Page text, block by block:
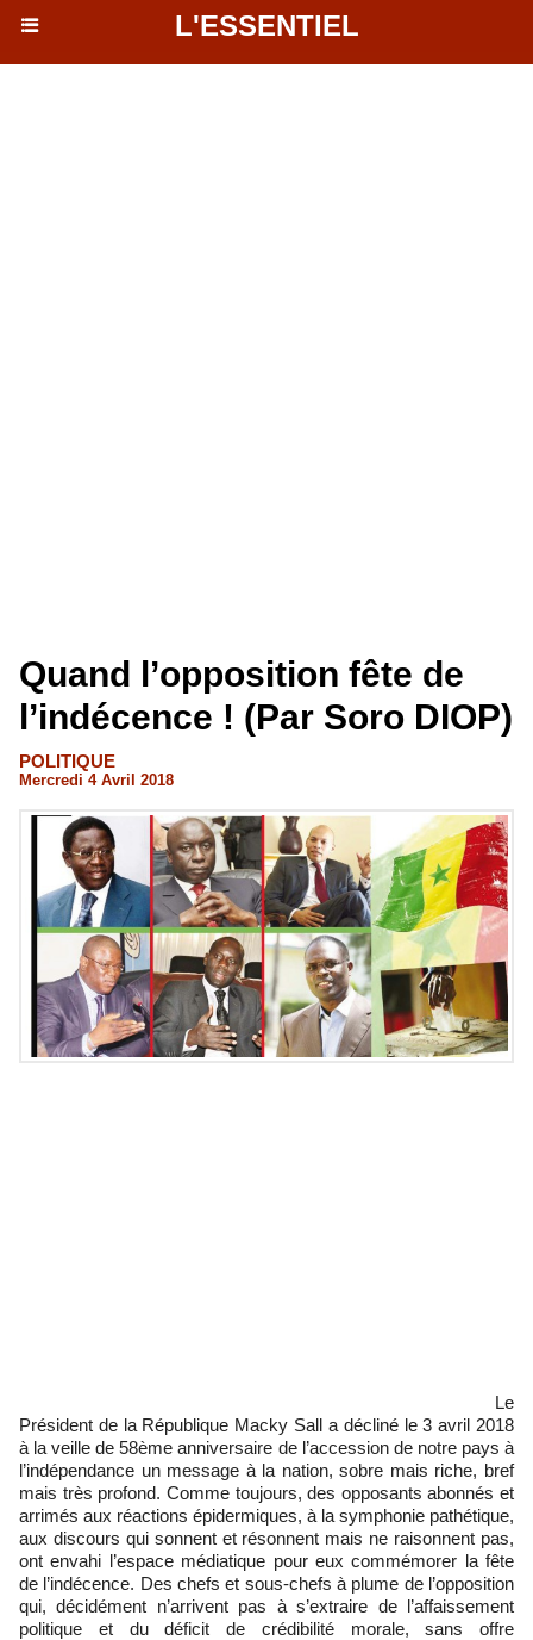
L'ESSENTIEL
Quand l’opposition fête de
l’indécence ! (Par Soro DIOP)
POLITIQUE
Mercredi 4 Avril 2018
Le
Président de la République Macky Sall a décliné le 3 avril 2018
à la veille de 58ème anniversaire de l’accession de notre pays à
l’indépendance un message à la nation, sobre mais riche, bref
mais très profond. Comme toujours, des opposants abonnés et
arrimés aux réactions épidermiques, à la symphonie pathétique,
aux discours qui sonnent et résonnent mais ne raisonnent pas,
ont envahi l’espace médiatique pour eux commémorer la fête
de l’indécence. Des chefs et sous-chefs à plume de l’opposition
qui, décidément n’arrivent pas à s’extraire de l’affaissement
politique et du déficit de crédibilité morale, sans offre